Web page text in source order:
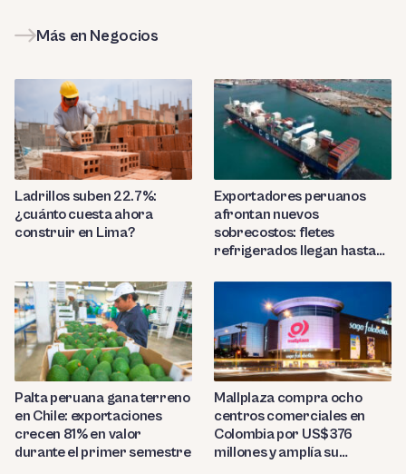
Más en Negocios
Ladrillos suben 22.7%:
¿cuánto cuesta ahora
construir en Lima?
Exportadores peruanos
afrontan nuevos
sobrecostos: fletes
refrigerados llegan hasta
Palta peruana gana terreno
en Chile: exportaciones
crecen 81% en valor
durante el primer semestre
Mallplaza compra ocho
centros comerciales en
Colombia por US$376
millones y amplía su